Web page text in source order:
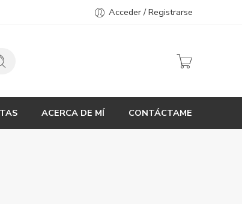
Acceder / Registrarse
ACERCA DE MÍ CONTÁCTAME